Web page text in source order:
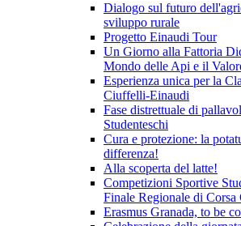
Dialogo sul futuro
sviluppo rurale
Progetto Einaudi Tour
Un Giorno alla Fattoria
Mondo delle Api e il
Esperienza unica per la
Ciuffelli-Einaudi
Fase distrettuale di
Studenteschi
Cura e protezione: la
differenza!
Alla scoperta del latte!
Competizioni Sportive
Finale Regionale di Corsa
Erasmus Granada, to be